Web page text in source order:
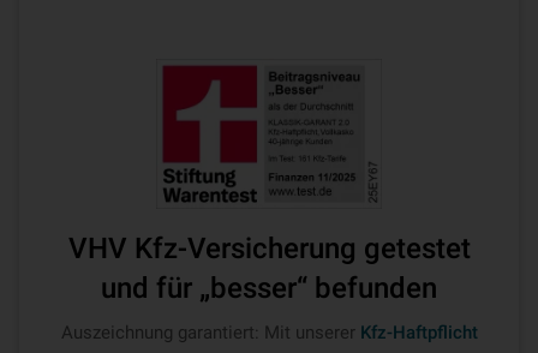
VHV Kfz-Versicherung getestet
und für „besser“ befunden
Auszeichnung garantiert: Mit unserer Kfz-Haftpflicht